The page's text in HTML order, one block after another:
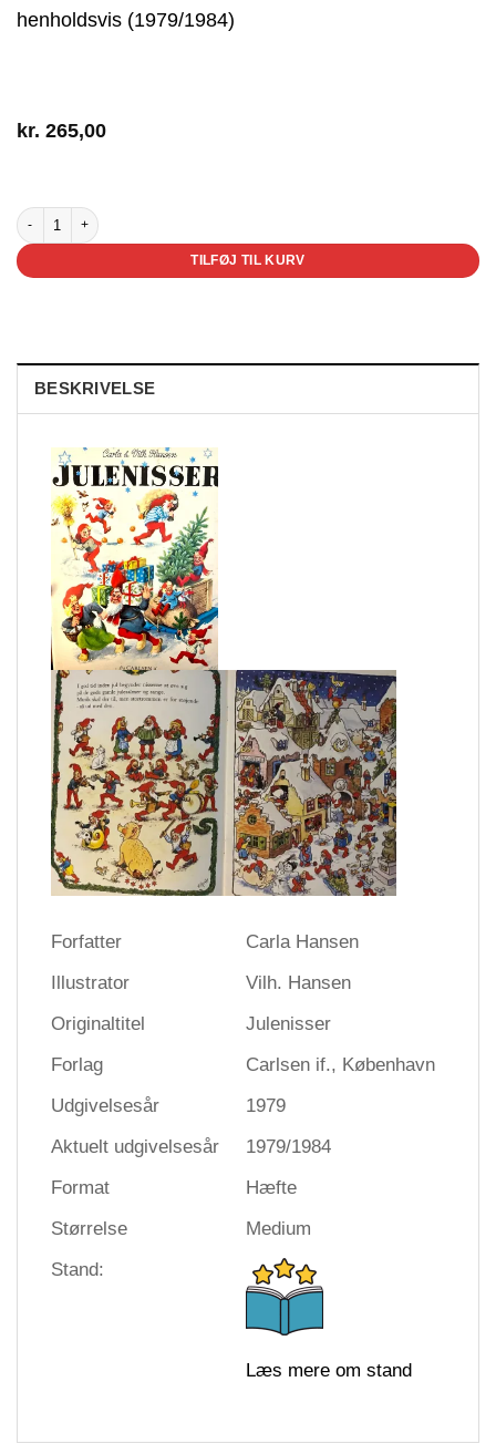
henholdsvis (1979/1984)
kr. 265,00
Julenisser antal
TILFØJ TIL KURV
BESKRIVELSE
Forfatter
Carla Hansen
Illustrator
Vilh. Hansen
Originaltitel
Julenisser
Forlag
Carlsen if., København
Udgivelsesår
1979
Aktuelt udgivelsesår
1979/1984
Format
Hæfte
Størrelse
Medium
Stand:
Læs mere om stand